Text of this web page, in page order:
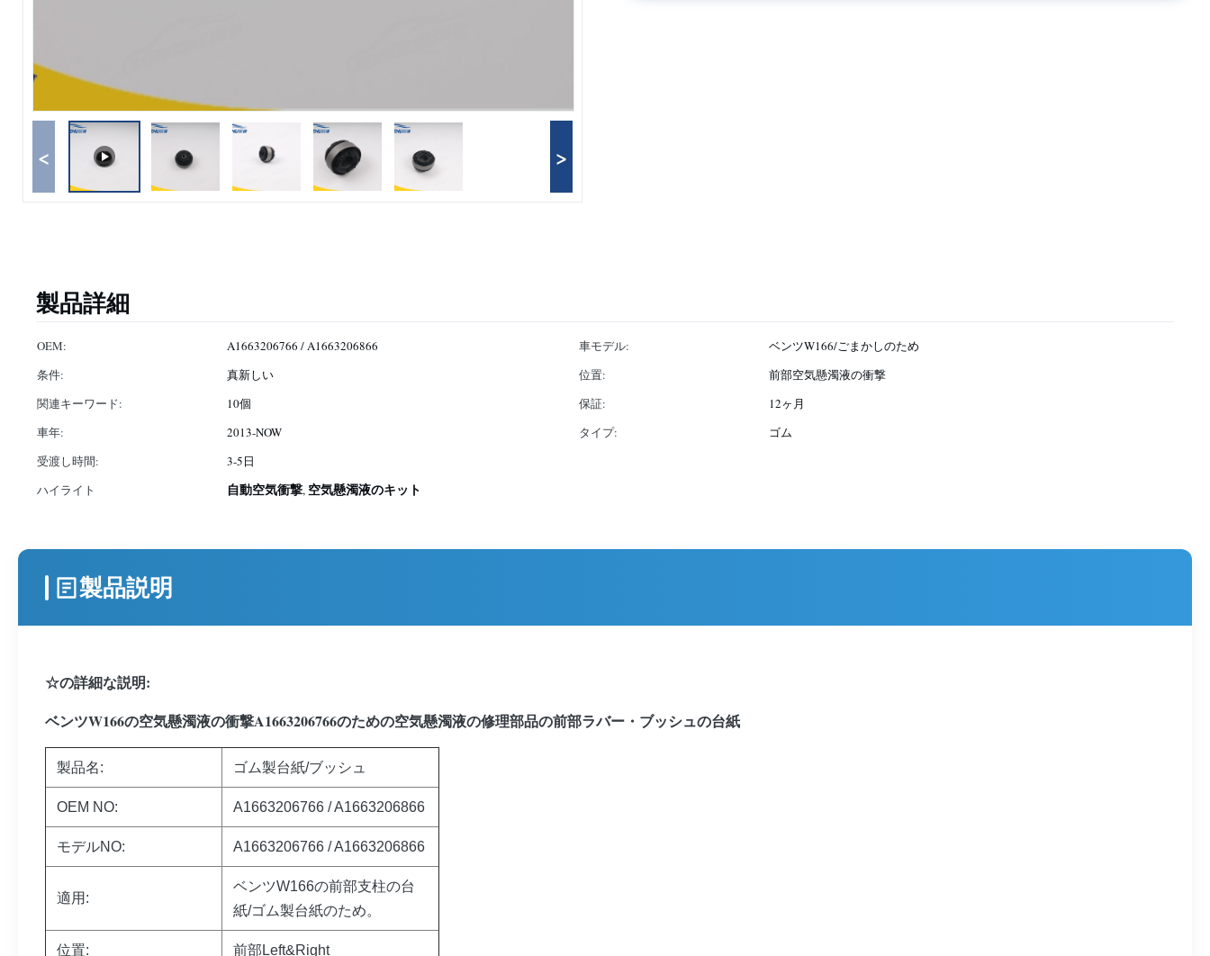
< >
製品詳細
OEM: A1663206766 / A1663206866 車モデル:
ベンツW166/ごまかしのため
条件:
真新しい 位置:
前部空気懸濁液の衝撃
関連キーワード:
10個 保証:
12ヶ月
車年:
2013-NOW タイプ:
ゴム
受渡し時間:
3-5日
ハイライト
自動空気衝撃, 空気懸濁液のキット
製品説明
☆の詳細な説明:
ベンツW166の空気懸濁液の衝撃A1663206766のための空気懸濁液の修理部品の前部ラバー・ブッシュの台紙
製品名: ゴム製台紙/ブッシュ
OEM NO: A1663206766 / A1663206866
モデルNO: A1663206766 /A1663206866
適用:
ベンツW166の前部支柱の台
紙/ゴム製台紙のため。
位置: 前部Left&Right